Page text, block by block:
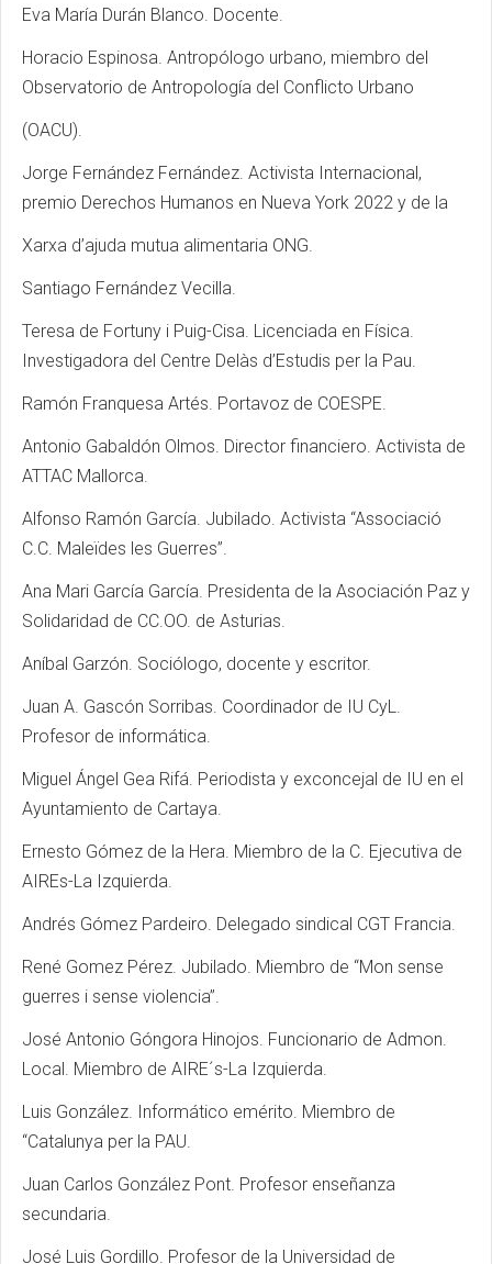
Eva María Durán Blanco. Docente.
Horacio Espinosa. Antropólogo urbano, miembro del
Observatorio de Antropología del Conflicto Urbano
(OACU).
Jorge Fernández Fernández. Activista Internacional,
premio Derechos Humanos en Nueva York 2022 y de la
Xarxa d’ajuda mutua alimentaria ONG.
Santiago Fernández Vecilla.
Teresa de Fortuny i Puig-Cisa. Licenciada en Física.
Investigadora del Centre Delàs d’Estudis per la Pau.
Ramón Franquesa Artés. Portavoz de COESPE.
Antonio Gabaldón Olmos. Director financiero. Activista de
ATTAC Mallorca.
Alfonso Ramón García. Jubilado. Activista “Associació
C.C. Maleïdes les Guerres”.
Ana Mari García García. Presidenta de la Asociación Paz y
Solidaridad de CC.OO. de Asturias.
Aníbal Garzón. Sociólogo, docente y escritor.
Juan A. Gascón Sorribas. Coordinador de IU CyL.
Profesor de informática.
Miguel Ángel Gea Rifá. Periodista y exconcejal de IU en el
Ayuntamiento de Cartaya.
Ernesto Gómez de la Hera. Miembro de la C. Ejecutiva de
AIREs-La Izquierda.
Andrés Gómez Pardeiro. Delegado sindical CGT Francia.
René Gomez Pérez. Jubilado. Miembro de “Mon sense
guerres i sense violencia”.
José Antonio Góngora Hinojos. Funcionario de Admon.
Local. Miembro de AIRE´s-La Izquierda.
Luis González. Informático emérito. Miembro de
“Catalunya per la PAU.
Juan Carlos González Pont. Profesor enseñanza
secundaria.
José Luis Gordillo. Profesor de la Universidad de